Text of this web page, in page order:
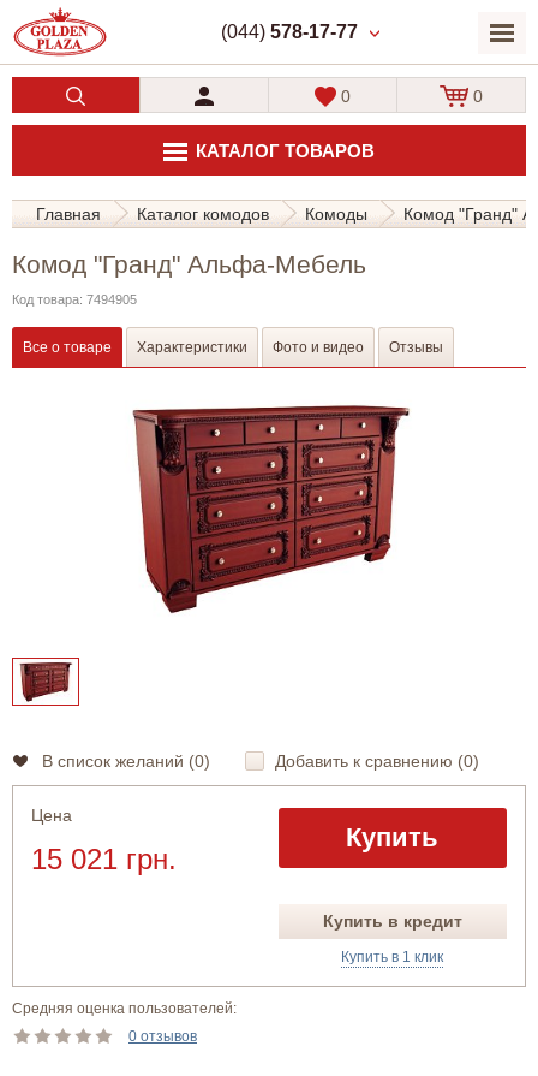
(044) 578-17-77
КАТАЛОГ ТОВАРОВ
0 0
Главная Каталог комодов Комоды Комод "Гранд"
Комод "Гранд" Альфа-Мебель
Код товара: 7494905
Все о товаре Характеристики Фото и видео Отзывы
В список желаний (0) Добавить к сравнению (0)
Цена
15 021 грн.
Купить
Купить в кредит
Купить в 1 клик
Средняя оценка пользователей:
0 отзывов